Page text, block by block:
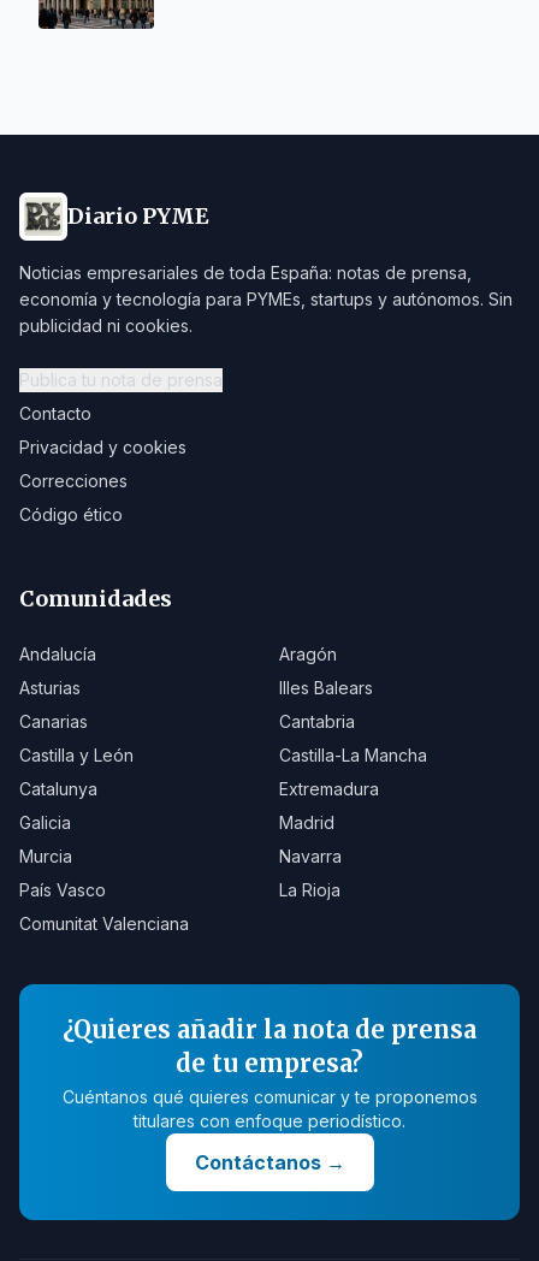
Diario PYME
Noticias empresariales de toda España: notas de prensa,
economía y tecnología para PYMEs, startups y autónomos. Sin
publicidad ni cookies.
Publica tu nota de prensa
Contacto
Privacidad y cookies
Correcciones
Código ético
Comunidades
Andalucía
Aragón
Asturias
Illes Balears
Canarias
Cantabria
Castilla y León
Castilla-La Mancha
Catalunya
Extremadura
Galicia
Madrid
Murcia
Navarra
País Vasco
La Rioja
Comunitat Valenciana
¿Quieres añadir la nota de prensa
de tu empresa?
Cuéntanos qué quieres comunicar y te proponemos
titulares con enfoque periodístico.
Contáctanos→